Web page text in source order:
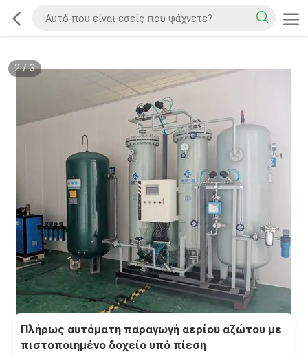
2/3
Πλήρως αυτόματη παραγωγή αερίου αζώτου με
πιστοποιημένο δοχείο υπό πίεση